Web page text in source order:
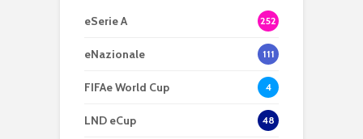
eSerie A 252
eNazionale 111
FIFAe World Cup 4
LND eCup 48